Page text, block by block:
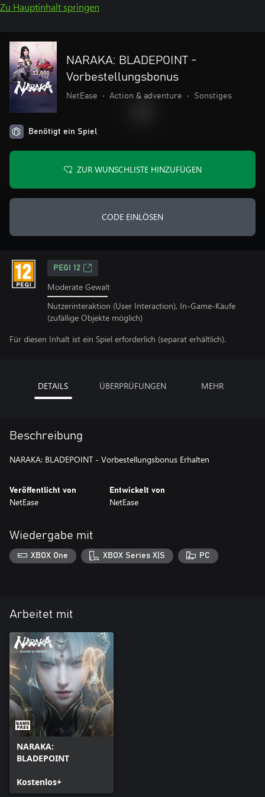
Zu Hauptinhalt springen
NARAKA: BLADEPOINT -
Vorbestellungsbonus
NetEase • Action & adventure • Sonstiges
Benötigt ein Spiel
ZUR WUNSCHLISTE HINZUFÜGEN
CODE EINLÖSEN
PEGI 12
Moderate Gewalt
Nutzerinteraktion (User Interaction), In-Game-Käufe
(zufällige Objekte möglich)
Für diesen Inhalt ist ein Spiel erforderlich (separat erhältlich).
DETAILS ÜBERPRÜFUNGEN MEHR
Beschreibung
NARAKA: BLADEPOINT - Vorbestellungsbonus Erhalten
Veröffentlicht von
NetEase
Entwickelt von
NetEase
Wiedergabe mit
XBOX One XBOX Series X|S PC
Arbeitet mit
NARAKA:
BLADEPOINT
Kostenlos+